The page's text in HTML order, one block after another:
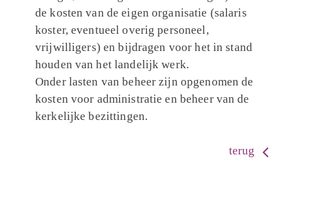
de kosten van de eigen organisatie (salaris
koster, eventueel overig personeel,
vrijwilligers) en bijdragen voor het in stand
houden van het landelijk werk.
Onder lasten van beheer zijn opgenomen de
kosten voor administratie en beheer van de
kerkelijke bezittingen.
terug